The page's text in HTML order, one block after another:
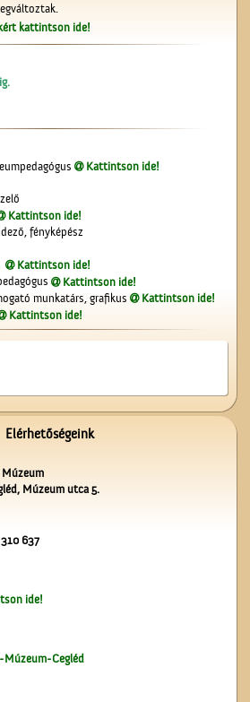
molnárok, a
képeslapok,
képeslapok…
lopakodó történelem
kattintson ide!
Kattintson ide!
Kattintson ide!
fényképész
Kattintson ide!
Kattintson ide!
munkatárs, grafikus
Kattintson ide!
Kattintson ide!
Elérhetőségeink
Múzeum utca 5.
637
ide!
Cegléd